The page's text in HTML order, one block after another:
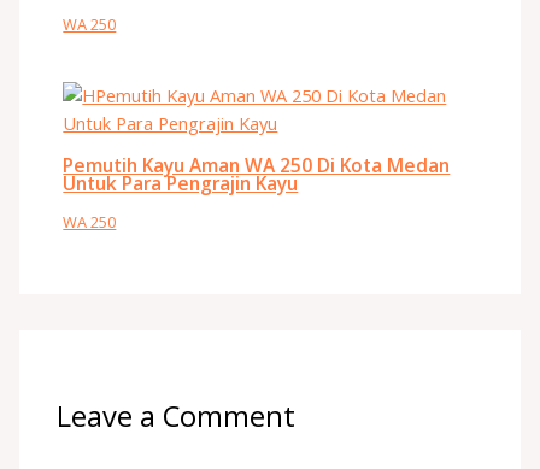
WA 250
Pemutih Kayu Aman WA 250 Di Kota Medan
Untuk Para Pengrajin Kayu
WA 250
Leave a Comment